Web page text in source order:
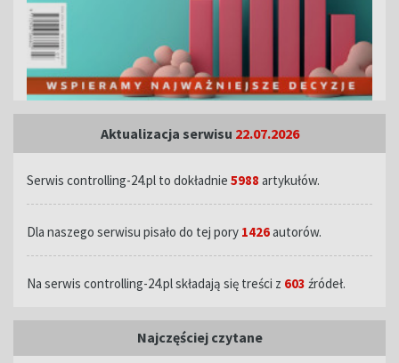
Aktualizacja serwisu 22.07.2026
Serwis controlling-24.pl to dokładnie 5988 artykułów.
Dla naszego serwisu pisało do tej pory 1426autorów.
Na serwis controlling-24.pl składają się treści z 603 źródeł.
Najczęściej czytane